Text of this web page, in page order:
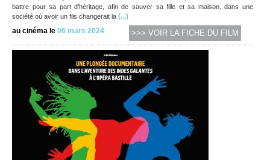
battre pour sa part d’héritage, afin de sauver sa fille et sa maison, dans une
société où avoir un fils changerait la (...)
au cinéma le 06 mars 2024 >>> VOIR LA FICHE DU FILM